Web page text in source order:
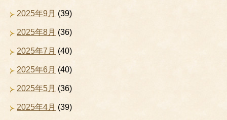
2025年9月 (39)
2025年8月 (36)
2025年7月 (40)
2025年6月 (40)
2025年5月 (36)
2025年4月 (39)